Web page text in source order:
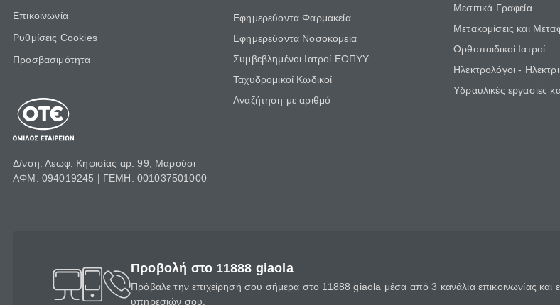
Επικοινωνία
Ρυθμίσεις Cookies
Προσβασιμότητα
Δ/νση: Λεωφ. Κηφισίας αρ. 99, Μαρούσι
ΑΦΜ: 094019245 | ΓΕΜΗ: 001037501000
Εφημερεύοντα Φαρμακεία
Εφημερεύοντα Νοσοκομεία
Συμβεβλημένοι Ιατροί ΕΟΠΥΥ
Ταχυδρομικοί Κωδικοί
Αναζήτηση με αριθμό
Μεσιτικά Γραφεία
Μετακομίσεις και
Ορθοπαιδικοί Ιατροί
Ηλεκτρολόγοι -
Υδραυλικές εργασίες
Προβολή στο 11888 giaola
Πρόβαλε την επιχείρησή σου σήμερα στο 11888 giaola μέσα από 3 κανάλια επικοινωνίας και
υπηρεσιών σου.